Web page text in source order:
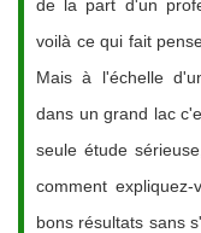
de la part d'un
voilà ce qui fait
Mais à l'échelle
dans un grand lac
seule étude
comment
bons résultats sans